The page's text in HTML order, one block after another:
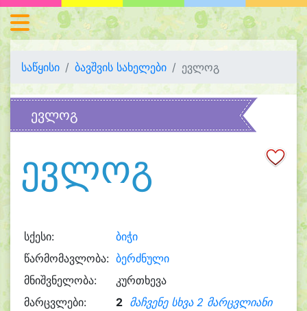
საწყისი ბავშვის სახელები ევლოგ
ევლოგ
ევლოგ
სქესი:
ბიჭი
წარმომავლობა: ბერძნული
მნიშვნელობა:
კურთხევა
მარცვლები:
2 მაჩვენე სხვა 2 მარცვლიანი